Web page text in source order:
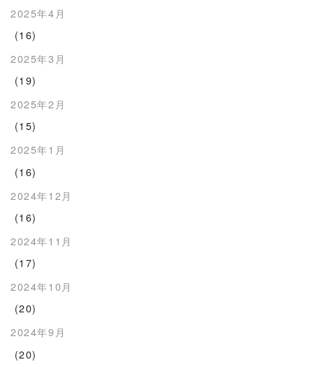
2025年4月
(16)
2025年3月
(19)
2025年2月
(15)
2025年1月
(16)
2024年12月
(16)
2024年11月
(17)
2024年10月
(20)
2024年9月
(20)